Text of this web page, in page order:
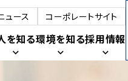
ュース コーポレートサイト
を知る環境を知る採用情報